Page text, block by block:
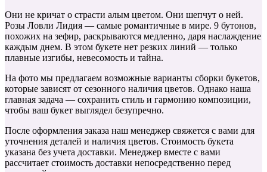
Они не кричат о страсти алым цветом. Они шепчут о ней.
Розы Ловли Лидия — самые романтичные в мире. 9 бутонов,
похожих на зефир, раскрываются медленно, даря наслаждение
каждым днем. В этом букете нет резких линий — только
плавные изгибы, невесомость и тайна.
На фото мы предлагаем возможные варианты сборки букетов,
которые зависят от сезонного наличия цветов. Однако наша
главная задача — сохранить стиль и гармонию композиции,
чтобы ваш букет выглядел безупречно.
После оформления заказа наш менеджер свяжется с вами для
уточнения деталей и наличия цветов. Стоимость букета
указана без учета доставки. Менеджер вместе с вами
рассчитает стоимость доставки непосредственно перед